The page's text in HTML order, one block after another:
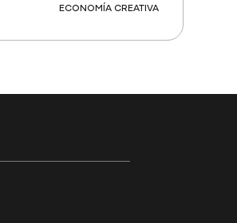
ECONOMÍA CREATIVA